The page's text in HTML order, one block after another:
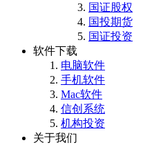
国证股权
国投期货
国证投资
软件下载
电脑软件
手机软件
Mac软件
信创系统
机构投资
关于我们